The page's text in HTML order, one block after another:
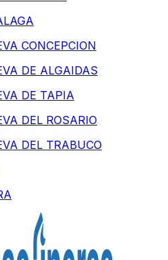
CONCEPCION
DE ALGAIDAS
DE TAPIA
DEL ROSARIO
DEL TRABUCO